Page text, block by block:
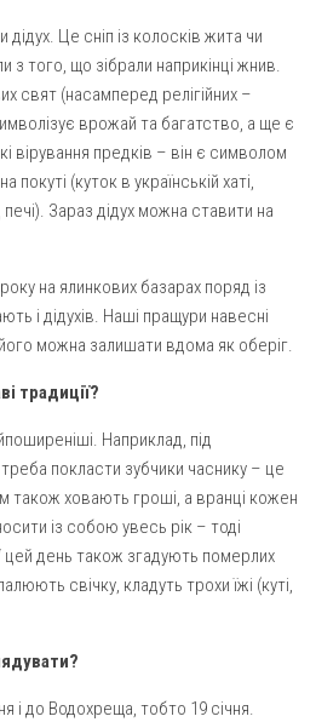
Це сніп із колосків жита чи
з того, що зібрали наприкінці жнив.
свят (насамперед релігійних –
врожай та багатство, а ще є
вірування предків – він є символом
(куток в українській хаті,
печі). Зараз дідух можна ставити на
на ялинкових базарах поряд із
і дідухів. Наші пращури навесні
можна залишати вдома як оберіг.
традиції?
Наприклад, під
покласти зубчики часнику – це
також ховають гроші, а вранці кожен
із собою увесь рік – тоді
цей день також згадують померлих
свічку, кладуть трохи їжі (куті,
і до Водохреща, тобто 19 січня.